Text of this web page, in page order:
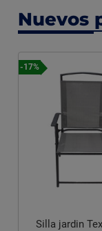
Nuevos
-17%
Silla jardin